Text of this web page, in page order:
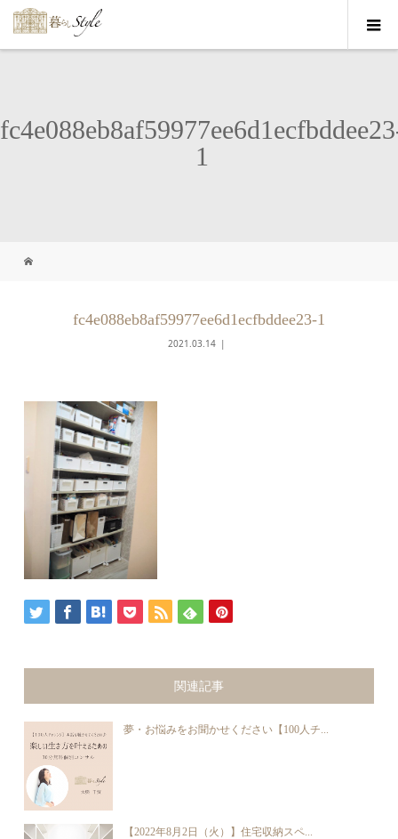
1
fc4e088eb8af59977ee6d1ecfbddee23-1
2021.03.14
関連記事
夢・お悩みをお聞かせください【100人チ...
【2022年8月2日（火）】住宅収納スペ...